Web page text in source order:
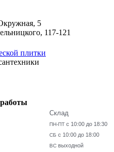
5
117-121
Склад
ПН-ПТ с 10:00 до 18:30
СБ с 10:00 до 18:00
ВС выходной